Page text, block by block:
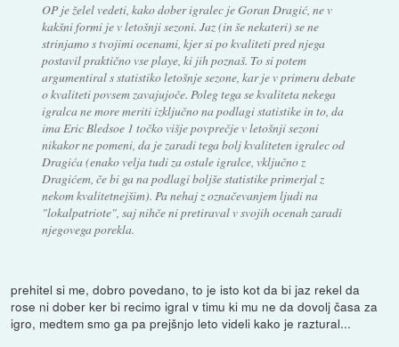
OP je želel vedeti, kako dober igralec je Goran Dragić, ne v
kakšni formi je v letošnji sezoni. Jaz (in še nekateri) se ne
strinjamo s tvojimi ocenami, kjer si po kvaliteti pred njega
postavil praktično vse playe, ki jih poznaš. To si potem
argumentiral s statistiko letošnje sezone, kar je v primeru debate
o kvaliteti povsem zavajujoče. Poleg tega se kvaliteta nekega
igralca ne more meriti izključno na podlagi statistike in to, da
ima Eric Bledsoe 1 točko višje povprečje v letošnji sezoni
nikakor ne pomeni, da je zaradi tega bolj kvaliteten igralec od
Dragića (enako velja tudi za ostale igralce, vključno z
Dragićem, če bi ga na podlagi boljše statistike primerjal z
nekom kvalitetnejšim). Pa nehaj z označevanjem ljudi na
"lokalpatriote", saj nihče ni pretiraval v svojih ocenah zaradi
njegovega porekla.
prehitel si me, dobro povedano, to je isto kot da bi jaz rekel da
rose ni dober ker bi recimo igral v timu ki mu ne da dovolj časa za
igro, medtem smo ga pa prejšnjo leto videli kako je raztural...